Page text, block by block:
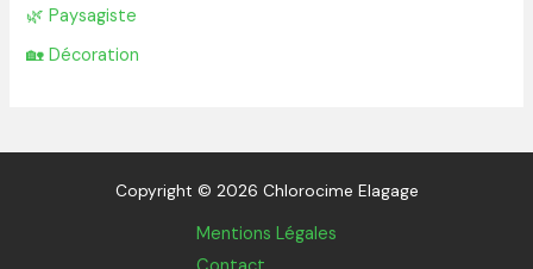
🌿 Paysagiste
🏡 Décoration
Copyright © 2026 Chlorocime Elagage
Mentions Légales